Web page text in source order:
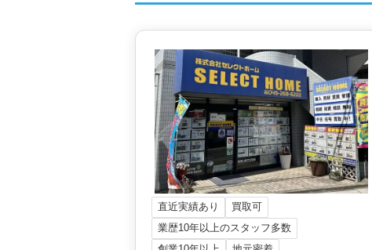
直近実績あり
買取可
業歴10年以上のスタッフ多数